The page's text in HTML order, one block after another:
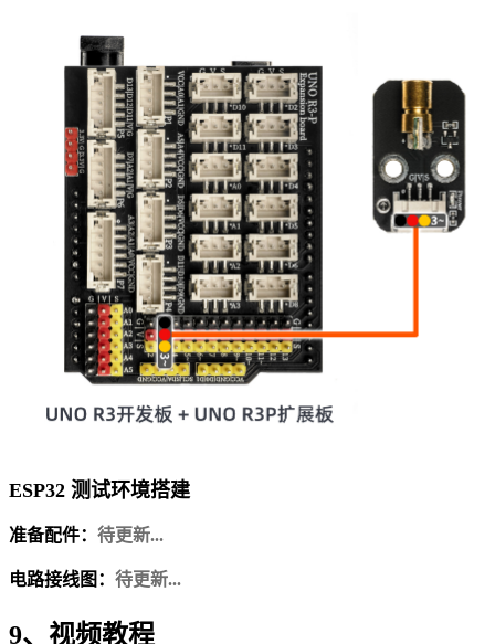
ESP32 测试环境搭建
准备配件： 待更新...
电路接线图： 待更新...
9、视频教程